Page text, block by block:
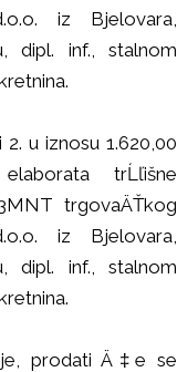
iz Bjelovara,
dipl. inf., stalnom
u iznosu 1.620,00
trĹľišne
trgovaÄŤkog
iz Bjelovara,
dipl. inf., stalnom
prodati Ä‡e se